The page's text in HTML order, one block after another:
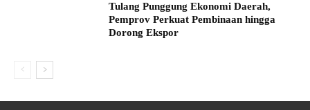
Tulang Punggung Ekonomi Daerah,
Pemprov Perkuat Pembinaan hingga
Dorong Ekspor